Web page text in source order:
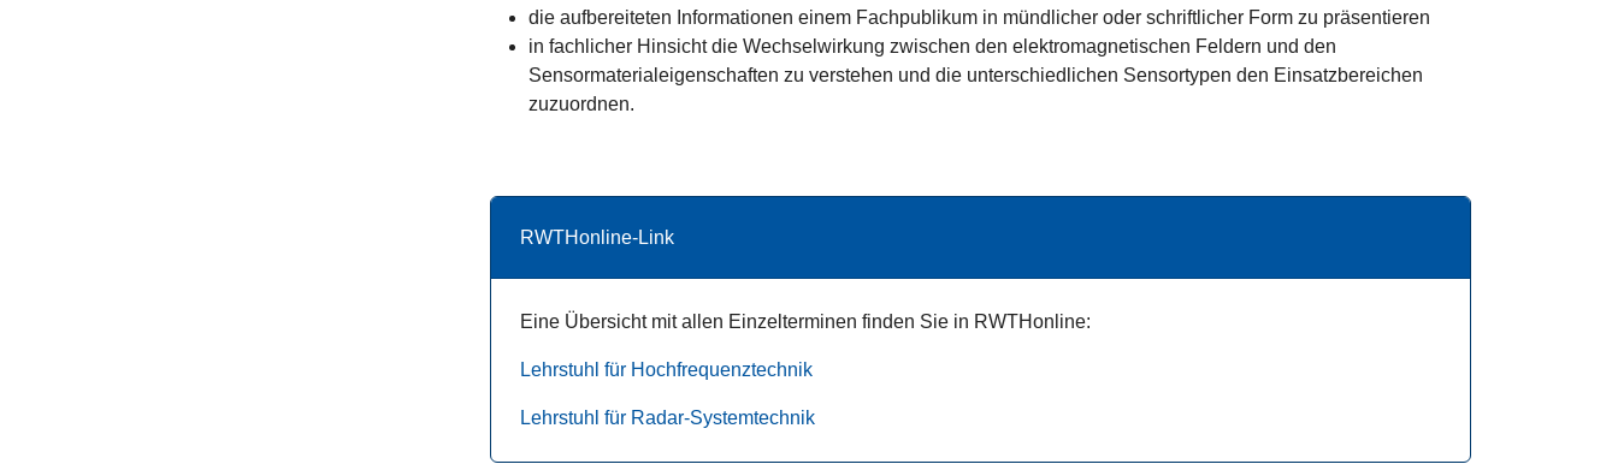
die aufbereiteten Informationen einem Fachpublikum in mündlicher oder schriftlicher Form zu präsentieren
in fachlicher Hinsicht die Wechselwirkung zwischen den elektromagnetischen Feldern und den
Sensormaterialeigenschaften zu verstehen und die unterschiedlichen Sensortypen den Einsatzbereichen
zuzuordnen.
RWTHonline-Link
Eine Übersicht mit allen Einzelterminen finden Sie in RWTHonline:
Lehrstuhl für Hochfrequenztechnik
Lehrstuhl für Radar-Systemtechnik